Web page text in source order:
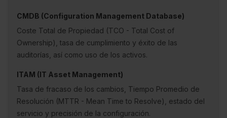
Coste Total de Propiedad (TCO - Total Cost of
Ownership), tasa de cumplimiento y éxito de las
auditorías, así como uso de los activos.
Tasa de fracaso de los cambios, Tiempo Promedio de
Resolución (MTTR - Mean Time to Resolve), estado del
servicio y precisión de la configuración.